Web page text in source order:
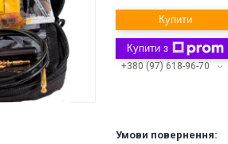
Купити
Купити з
+380 (97) 618-96-70